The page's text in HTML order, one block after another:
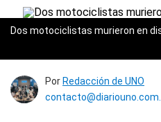
Dos motociclistas murieron en
Por Redacción de UNO